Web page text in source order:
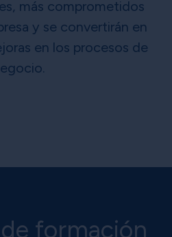
más comprometidos
y se convertirán en
en los procesos de
formación